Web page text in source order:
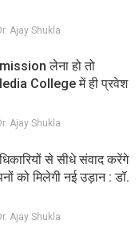
Ajay Shukla
लेना हो तो
College में ही प्रवेश
Ajay Shukla
से सीधे संवाद करेंगे
को मिलेगी नई उड़ान : डॉ.
Ajay Shukla